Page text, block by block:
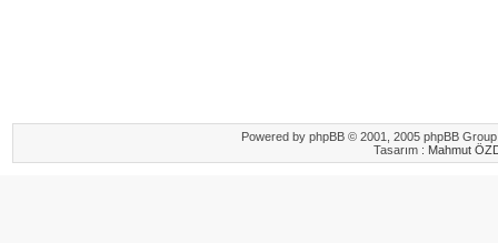
Powered by phpBB © 2001, 2005 phpBB
Tasarım : Mahmut